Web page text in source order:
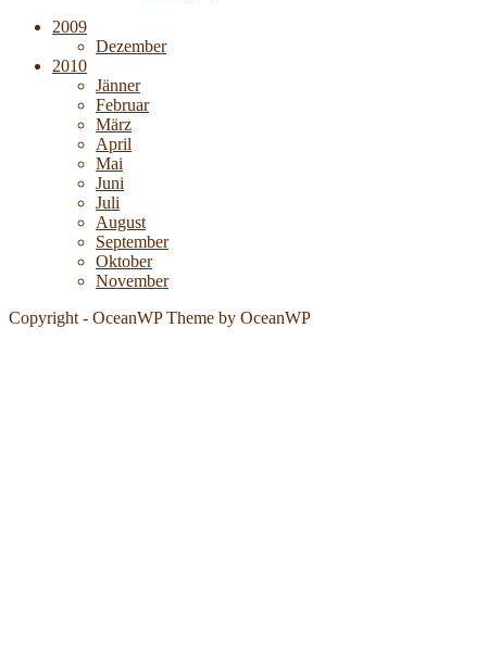
2009
Dezember
2010
Jänner
Februar
März
April
Mai
Juni
Juli
August
September
Oktober
November
Copyright - OceanWP Theme by OceanWP